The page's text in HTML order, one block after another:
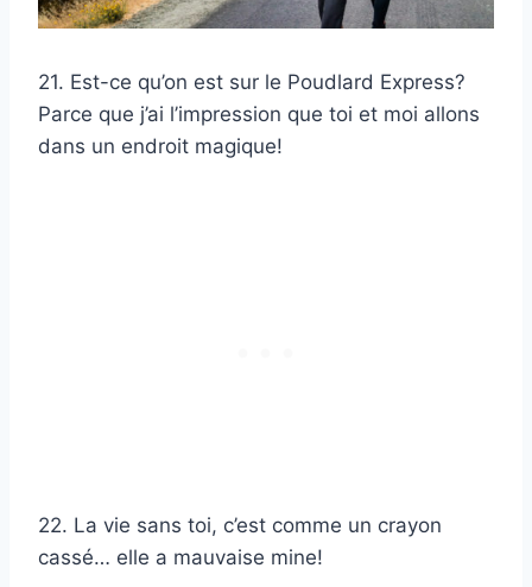
21. Est-ce qu’on est sur le Poudlard Express?
Parce que j’ai l’impression que toi et moi allons
dans un endroit magique!
22. La vie sans toi, c’est comme un crayon
cassé… elle a mauvaise mine!